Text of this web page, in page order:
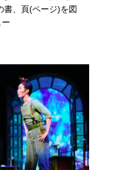
書、頁(ページ)を図